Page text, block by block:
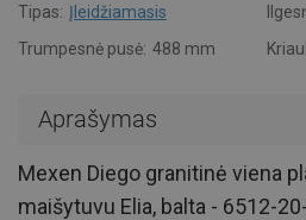
Tipas: Įleidžiamasis
Trumpesnė pusė: 488 mm
Aprašymas
Mexen Diego granitinė viena
maišytuvu Elia, balta - 6512-